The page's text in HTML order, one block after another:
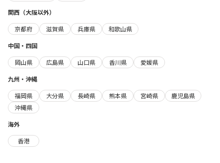
関西（大阪以外）
京都府
滋賀県 兵庫県
和歌山県
中国・四国
岡山県
広島県 山口県 香川県
愛媛県
九州・沖縄
福岡県
大分県 長崎県 熊本県 宮崎県
鹿児島県
沖縄県
海外
香港